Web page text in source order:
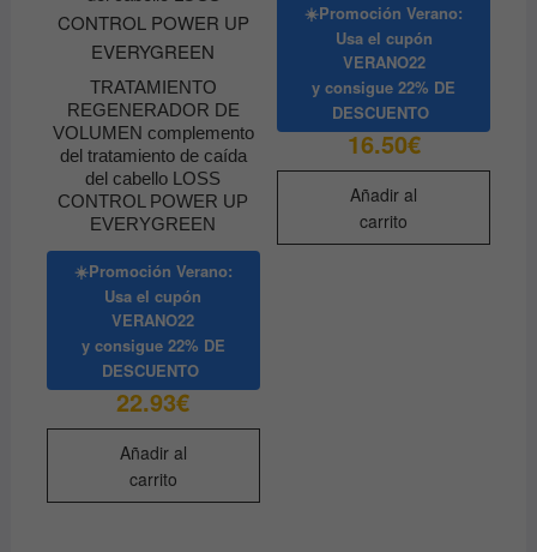
TRATAMIENTO
REGENERADOR DE
VOLUMEN complemento
del tratamiento de caída
del cabello LOSS
CONTROL POWER UP
EVERYGREEN
☀️Promoción Verano:
Usa el cupón
VERANO22
y consigue22% DE
DESCUENTO
22.93€
Añadir al
carrito
☀️Promoción Verano:
Usa el cupón
VERANO22
y consigue 22% DE
DESCUENTO
16.50€
Añadir al
carrito